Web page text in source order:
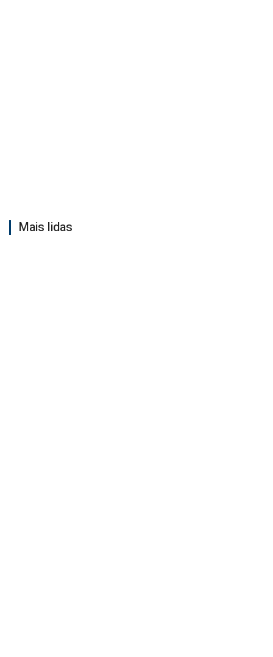
Mais lidas